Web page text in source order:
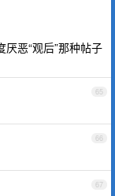
恶“观后”那种帖子
65
66
67